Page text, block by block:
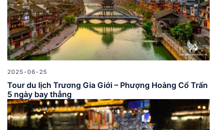
2025-06-25
Tour du lịch Trương Gia Giới – Phượng Hoàng Cổ Trấn
5 ngày bay thẳng